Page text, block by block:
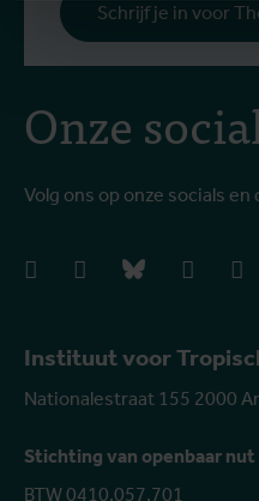
Instituut voor
Nationalestraat 155 2000
Stichting van openbaar nut
BTW 0410.057.701
Onze
Volg ons op onze socials
facebookinstagrambluesky linkedIn
Schrijf je in voor